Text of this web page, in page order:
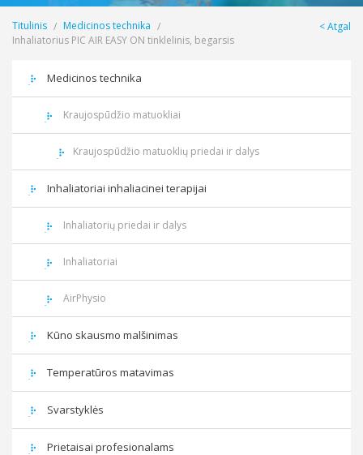
Atgal
Titulinis
Medicinos technika
Inhaliatorius PIC AIR EASY ON tinklelinis, begarsis
Medicinos technika
Kraujospūdžio matuokliai
Kraujospūdžio matuoklių priedai ir dalys
Inhaliatoriai inhaliacinei terapijai
Inhaliatorių priedai ir dalys
Inhaliatoriai
AirPhysio
Kūno skausmo malšinimas
Temperatūros matavimas
Svarstyklės
Prietaisai profesionalams